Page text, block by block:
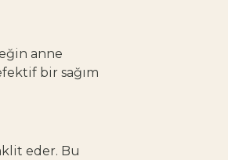
anne
bir sağım
eder. Bu